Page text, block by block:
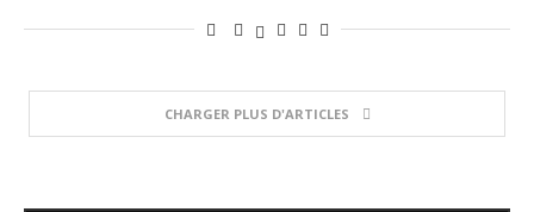
CHARGER PLUS D'ARTICLES